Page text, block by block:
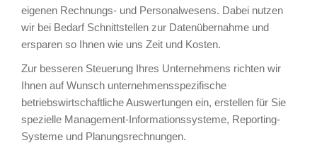
eigenen Rechnungs- und Personalwesens. Dabei nutzen
wir bei Bedarf Schnittstellen zur Datenübernahme und
ersparen so Ihnen wie uns Zeit und Kosten.
Zur besseren Steuerung Ihres Unternehmens richten wir
Ihnen auf Wunsch unternehmensspezifische
betriebswirtschaftliche Auswertungen ein, erstellen für Sie
spezielle Management-Informationssysteme, Reporting-
Systeme und Planungsrechnungen.